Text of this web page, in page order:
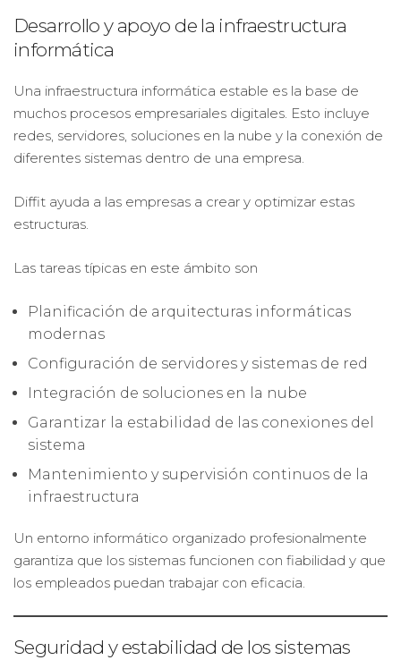
Desarrollo y apoyo de la infraestructura
informática
Una infraestructura informática estable es la base de
muchos procesos empresariales digitales. Esto incluye
redes, servidores, soluciones en la nube y la conexión de
diferentes sistemas dentro de una empresa.
Diffit ayuda a las empresas a crear y optimizar estas
estructuras.
Las tareas típicas en este ámbito son
Planificación de arquitecturas informáticas
modernas
Configuración de servidores y sistemas de red
Integración de soluciones en la nube
Garantizar la estabilidad de las conexiones del
sistema
Mantenimiento y supervisión continuos de la
infraestructura
Un entorno informático organizado profesionalmente
garantiza que los sistemas funcionen con fiabilidad y que
los empleados puedan trabajar con eficacia.
Seguridad y estabilidad de los sistemas